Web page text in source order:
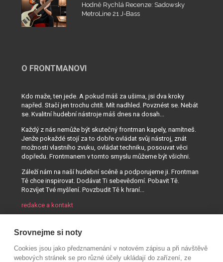
Hodně Rychlá Recenze: Sadowsky
MetroLine 21 J-Bass
O FRONTMANOVI
Kdo maže, ten jede. A pokud máš za ušima, jsi dva kroky
napřed. Stačí jen trochu chtít. Mít nadhled. Povznést se. Nebát
se. Kvalitní hudební nástroje máš dnes na dosah...
Každý z nás nemůže být skutečný frontman kapely, namítneš.
Jenže pokaždé stojí za to dobře ovládat svůj nástroj, znát
možnosti vlastního zvuku, ovládat techniku, posouvat věci
dopředu. Frontmanem v tomto smyslu můžeme být všichni.
Záleží nám na naší hudební scéně a podporujeme ji. Frontman
Tě chce inspirovat. Dodávat Ti sebevědomí. Pobavit Tě.
Rozvíjet Tvé myšlení. Povzbudit Tě k hraní...
redakce a kontakt
Srovnejme si noty
Cookies jsou jako předznamenání v notovém zápisu a při návštěvě
webových stránek se pro různé účely ukládají do zařízení, ze